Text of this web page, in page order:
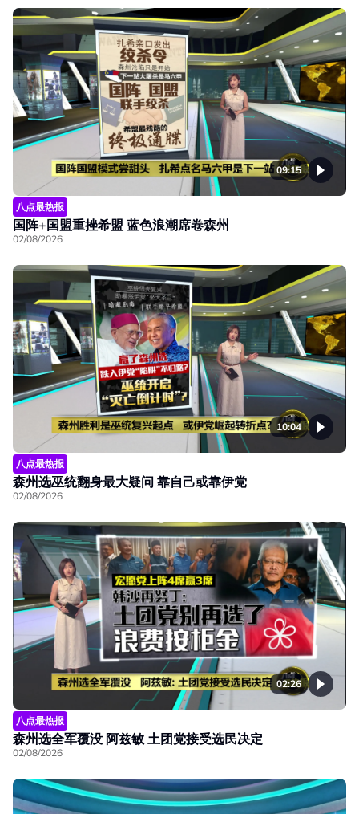
09:15
八点最热报
国阵+国盟重挫希盟 蓝色浪潮席卷森州
02/08/2026
10:04
八点最热报
森州选巫统翻身最大疑问 靠自己或靠伊党
02/08/2026
02:26
八点最热报
森州选全军覆没 阿兹敏 土团党接受选民决定
02/08/2026